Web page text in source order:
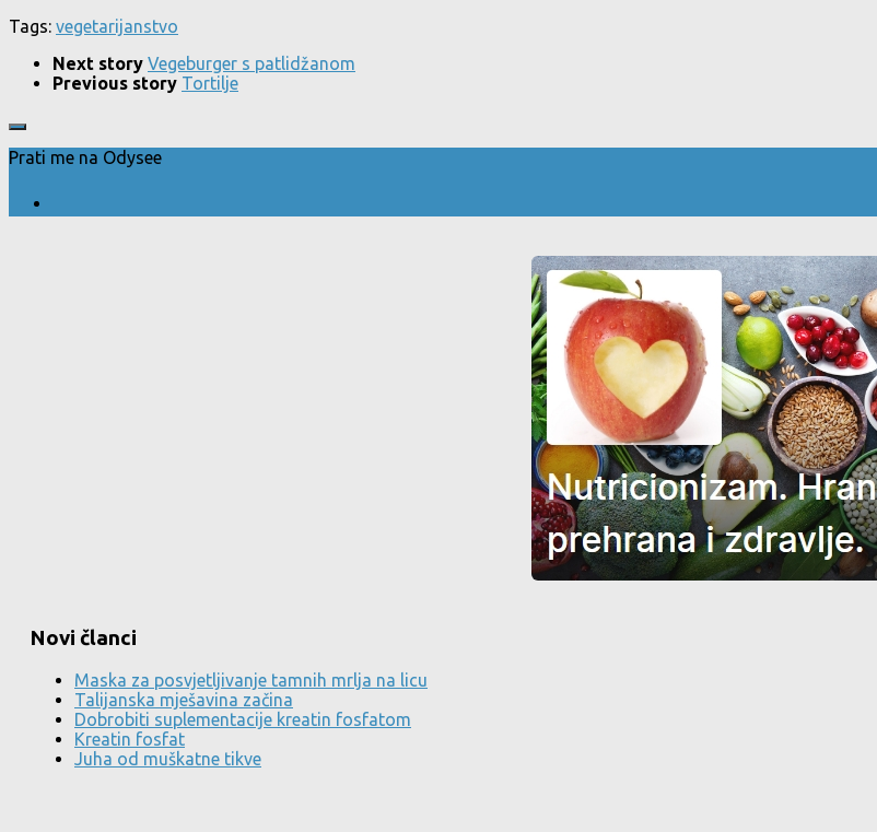
Tags: vegetarijanstvo
Next story Vegeburger s patlidžanom
Previous story Tortilje
Prati me na Odysee
Novi članci
Maska za posvjetljivanje tamnih mrlja na licu
Talijanska mješavina začina
Dobrobiti suplementacije kreatin fosfatom
Kreatin fosfat
Juha od muškatne tikve